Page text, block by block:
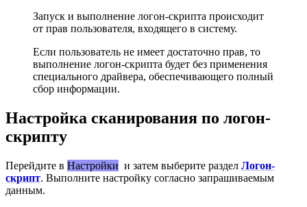
Запуск и выполнение логон-скрипта происходит
от прав пользователя, входящего в систему.
Если пользователь не имеет достаточно прав, то
выполнение логон-скрипта будет без применения
специального драйвера, обеспечивающего полный
сбор информации.
Настройка сканирования по логон-
скрипту
Перейдите в Настройки и затем выберите раздел Логон-
скрипт. Выполните настройку согласно запрашиваемым
данным.